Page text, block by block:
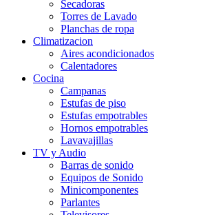
Secadoras
Torres de Lavado
Planchas de ropa
Climatizacion
Aires acondicionados
Calentadores
Cocina
Campanas
Estufas de piso
Estufas empotrables
Hornos empotrables
Lavavajillas
TV y Audio
Barras de sonido
Equipos de Sonido
Minicomponentes
Parlantes